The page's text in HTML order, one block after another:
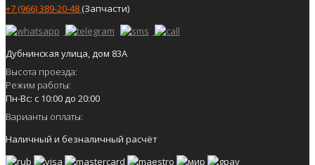
+7 (966) 389-20-48(Запчасти)
Дубнинская улица, дом 83А
Высота проезда:
Режим работы:
Пн-Вс: с 10:00 до 20:00
Варианты оплаты:
Наличный и безналичный расчёт